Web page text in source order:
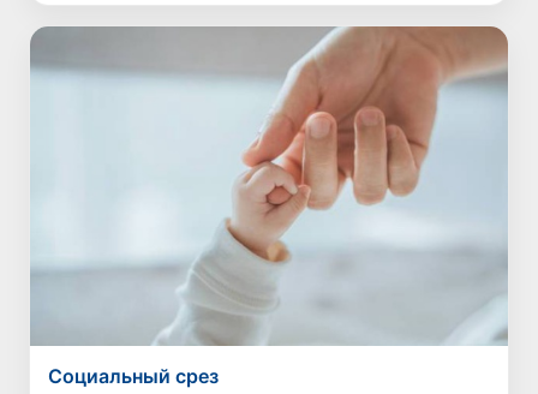
Социальный срез